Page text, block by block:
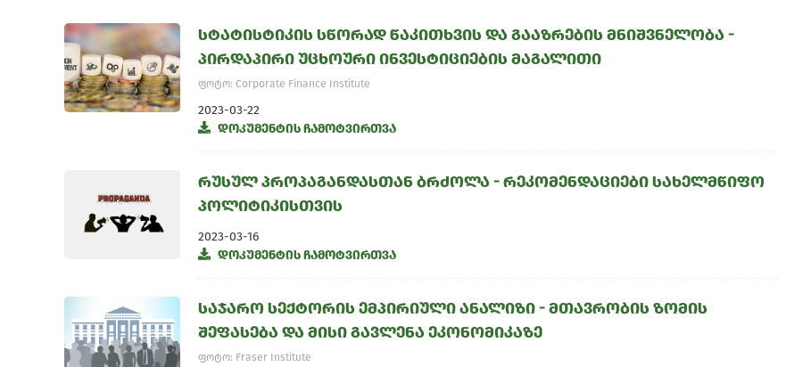
სტატისტიკის სწორად წაკითხვის და გააზრების მნიშვნელობა -
პირდაპირი უცხოური ინვესტიციების მაგალითი
ფოტო: Corporate Finance Institute
2023-03-22
დოკუმენტის ჩამოტვირთვა
რუსულ პროპაგანდასთან ბრძოლა - რეკომენდაციები სახელმწიფო
პოლიტიკისთვის
2023-03-16
დოკუმენტის ჩამოტვირთვა
საჯარო სექტორის ემპირიული ანალიზი - მთავრობის ზომის
შეფასება და მისი გავლენა ეკონომიკაზე
ფოტო: Fraser Institute